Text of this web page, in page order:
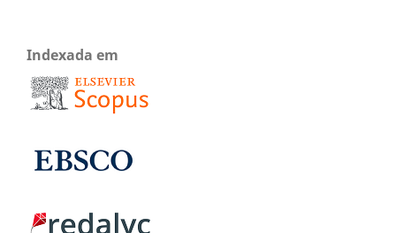
Indexada em